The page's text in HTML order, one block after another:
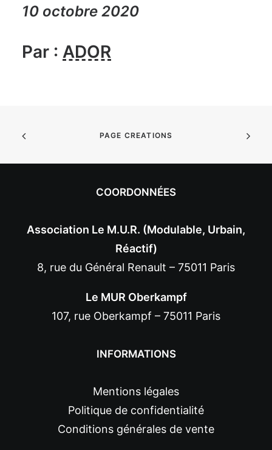
10 octobre 2020
Par : ADOR
PAGE CREATIONS
COORDONNÉES
Association Le M.U.R. (Modulable, Urbain,
Réactif)
8, rue du Général Renault – 75011 Paris
Le MUR Oberkampf
107, rue Oberkampf – 75011 Paris
INFORMATIONS
Mentions légales
Politique de confidentialité
Conditions générales de vente